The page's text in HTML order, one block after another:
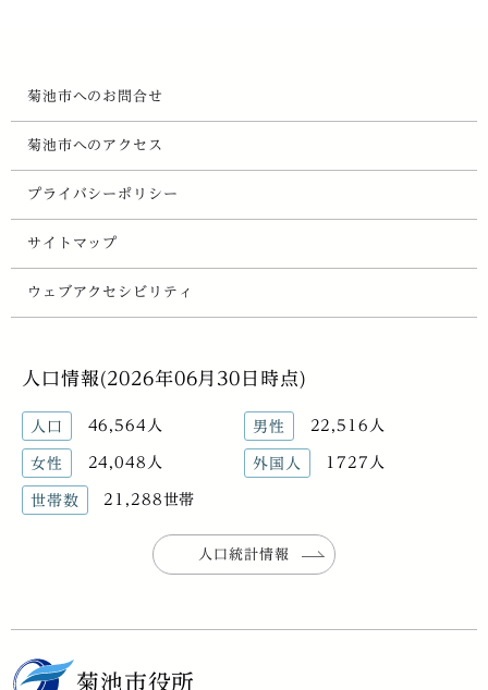
菊池市へのお問合せ
菊池市へのアクセス
プライバシーポリシー
サイトマップ
ウェブアクセシビリティ
人口情報(2026年06月30日時点)
人口 46,564人 男性 22,516人
女性 24,048人 外国人 1727人
世帯数 21,288世帯
人口統計情報
菊池市役所